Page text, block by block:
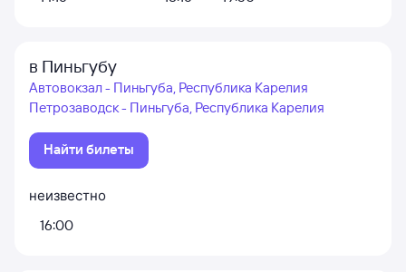
в Пиньгубу
Автовокзал - Пиньгуба, Республика Карелия
Петрозаводск - Пиньгуба, Республика Карелия
Найти билеты
неизвестно
16:00